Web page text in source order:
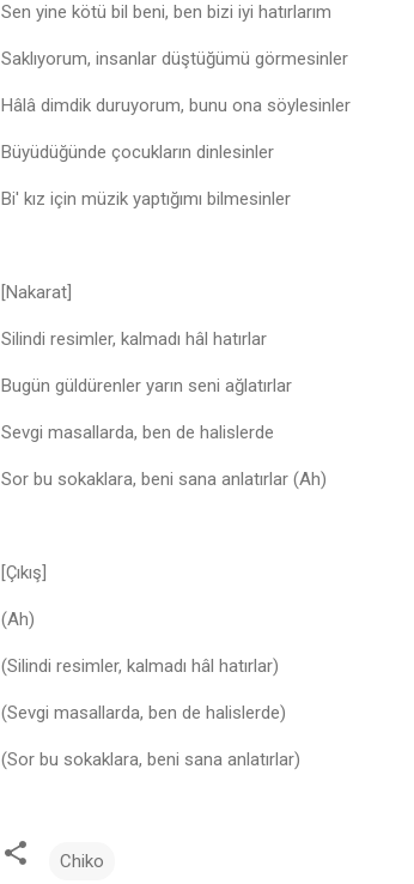
Sen yine kötü bil beni, ben bizi iyi hatırlarım
Saklıyorum, insanlar düştüğümü görmesinler
Hâlâ dimdik duruyorum, bunu ona söylesinler
Büyüdüğünde çocukların dinlesinler
Bi' kız için müzik yaptığımı bilmesinler
[Nakarat]
Silindi resimler, kalmadı hâl hatırlar
Bugün güldürenler yarın seni ağlatırlar
Sevgi masallarda, ben de halislerde
Sor bu sokaklara, beni sana anlatırlar (Ah)
[Çıkış]
(Ah)
(Silindi resimler, kalmadı hâl hatırlar)
(Sevgi masallarda, ben de halislerde)
(Sor bu sokaklara, beni sana anlatırlar)
Chiko